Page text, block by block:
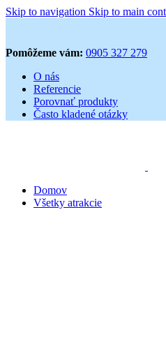
Skip to navigation Skip to main
Pomôžeme vám: 0905 327 279
O nás
Referencie
Porovnať produkty
Často kladené otázky
Domov
Všetky atrakcie